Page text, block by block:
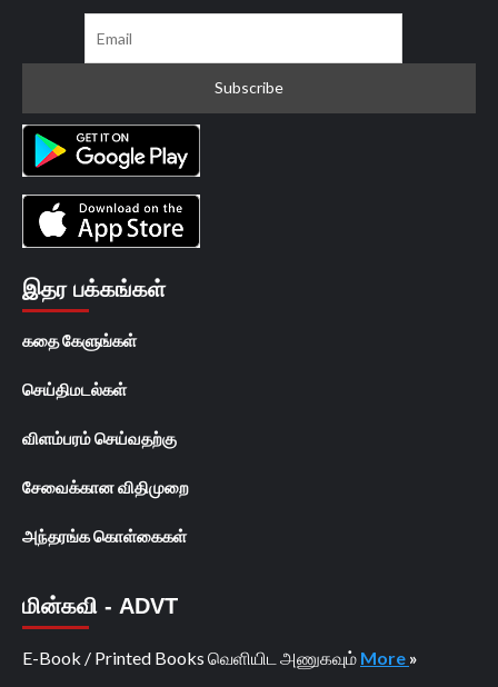
இதர பக்கங்கள்
கதை கேளுங்கள்
செய்திமடல்கள்
விளம்பரம் செய்வதற்கு
சேவைக்கான விதிமுறை
அந்தரங்க கொள்கைகள்
மின்கவி - ADVT
E-Book / Printed Books வெளியிட அணுகவும் More »